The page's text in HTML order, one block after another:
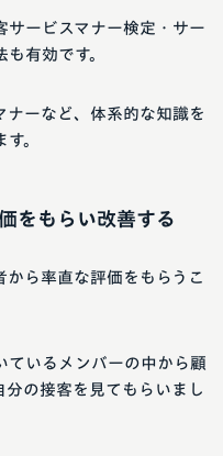
サービスマナー検定・サー
有効です。
ーなど、体系的な知識を
。
をもらい改善する
ら率直な評価をもらうこ
ているメンバーの中から顧
の接客を見てもらいまし